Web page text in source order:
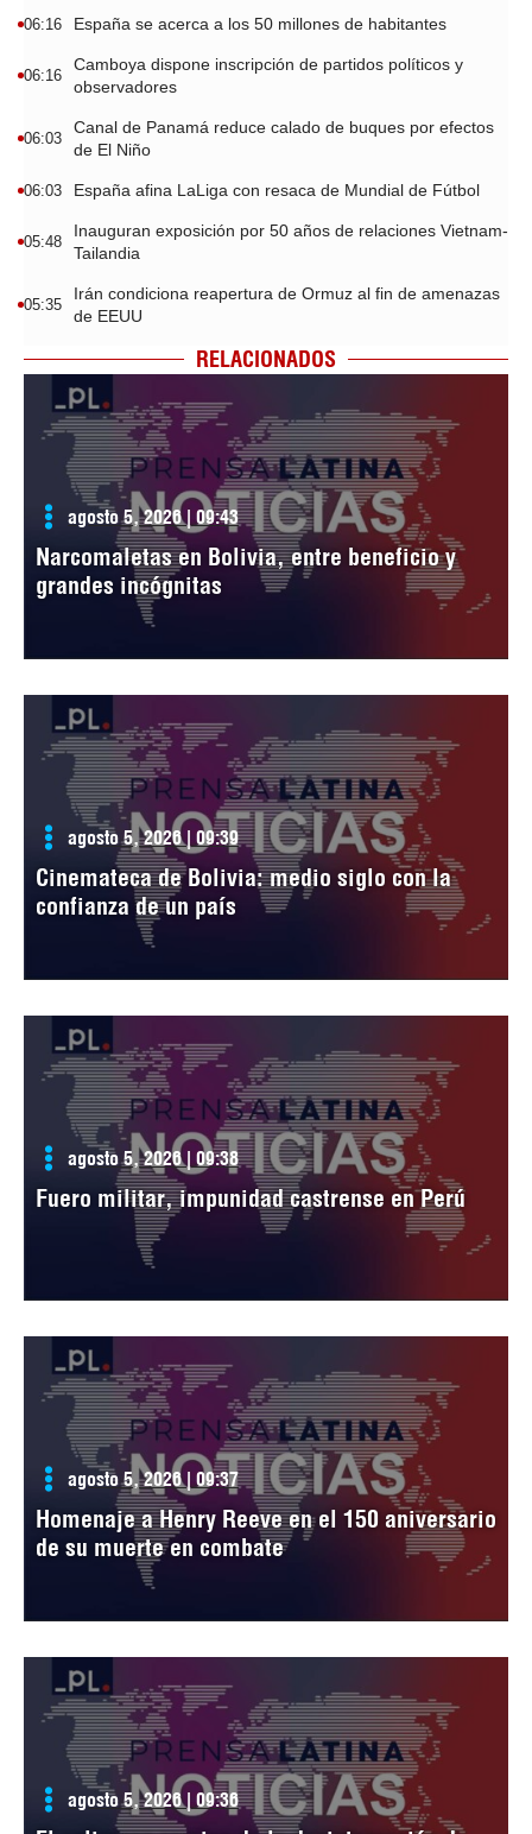
06:16 España se acerca a los 50 millones de habitantes
06:16
Camboya dispone inscripción de partidos políticos y
observadores
06:03
Canal de Panamá reduce calado de buques por efectos
de El Niño
06:03 España afina LaLiga con resaca de Mundial de Fútbol
05:48
Inauguran exposición por 50 años de relaciones Vietnam-
Tailandia
05:35
Irán condiciona reapertura de Ormuz al fin de amenazas
de EEUU
RELACIONADOS
agosto 5, 2026 | 09:43
Narcomaletas en Bolivia, entre beneficio y
grandes incógnitas
agosto 5, 2026 | 09:39
Cinemateca de Bolivia: medio siglo con la
confianza de un país
agosto 5, 2026 | 09:38
Fuero militar, impunidad castrense en Perú
agosto 5, 2026 | 09:37
Homenaje a Henry Reeve en el 150 aniversario
de su muerte en combate
agosto 5, 2026 | 09:36